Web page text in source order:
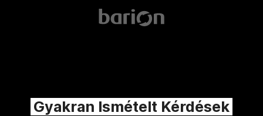
Gyakran Ismételt Kérdések